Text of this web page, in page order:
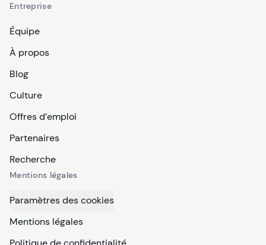
Entreprise
Équipe
À propos
Blog
Culture
Offres d’emploi
Partenaires
Recherche
Mentions légales
Paramètres des cookies
Mentions légales